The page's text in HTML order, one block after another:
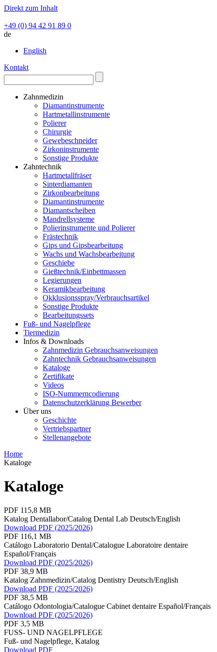
Direkt zum Inhalt
+49 (0) 94 42 91 89 0
de
English
Kontakt
Zahnmedizin
Diamantinstrumente
Hartmetallinstrumente
Polierer
Chirurgie
Gewebeschneider
Zirkoninstrumente
Sonstige Produkte
Zahntechnik
Hartmetallfräser
Sinterdiamanten
Zirkonbearbeitung
Diamantinstrumente
Diamantscheiben
Mandrellsysteme
Polierinstrumente und Polierer
Frästechnik
Gips und Gipsbearbeitung
Wachs und Wachsbearbeitung
Geschiebe
Gießtechnik/Einbettmassen
Legierungen
Keramikbearbeitung
Okklusionsspray/Verbrauchsartikel
Sonstige Produkte
Bearbeitungssets
Fuß- und Nagelpflege
Tiermedizin
Infos & Downloads
Zahnmedizin Gebrauchsanweisungen
Zahntechnik Gebrauchsanweisungen
Kataloge
Zertifikate
Videos
ISO-Nummerncodierung
Datenschutzerklärung Bewerber
Über uns
Geschichte
Vertriebspartner
Stellenangebote
Home
Kataloge
Kataloge
PDF 115,8 MB
Katalog Dentallabor/Catalog Dental Lab Deutsch/English
Download PDF (2025/2026)
PDF 116,1 MB
Catálogo Laboratorio Dental/Catalogue Laboratoire dentaire
Español/Français
Download PDF (2025/2026)
PDF 38,9 MB
Katalog Zahnmedizin/Catalog Dentistry Deutsch/English
Download PDF (2025/2026)
PDF 38,5 MB
Catálogo Odontologia/Catalogue Cabinet dentaire Español/Français
Download PDF (2025/2026)
PDF 3,5 MB
FUSS- UND NAGELPFLEGE
Fuß- und Nagelpflege, Katalog
Download PDF